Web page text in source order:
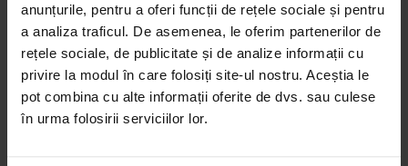
anunțurile, pentru a oferi funcții de rețele sociale și pentru
a analiza traficul. De asemenea, le oferim partenerilor de
rețele sociale, de publicitate și de analize informații cu
privire la modul în care folosiți site-ul nostru. Aceștia le
pot combina cu alte informații oferite de dvs. sau culese
în urma folosirii serviciilor lor.
Credit 100% Online prin TBI
CALCULEAZĂ RATA